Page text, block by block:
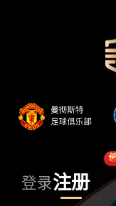
登录注册